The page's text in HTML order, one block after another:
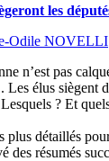
les
Odile NOVELLI
n’est pas
Les élus siègent
? Et
plus détaillés
des résumés